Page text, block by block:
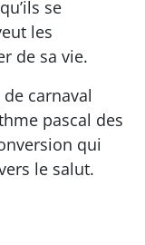
se
les
de sa vie.
carnaval
pascal des
qui
le salut.